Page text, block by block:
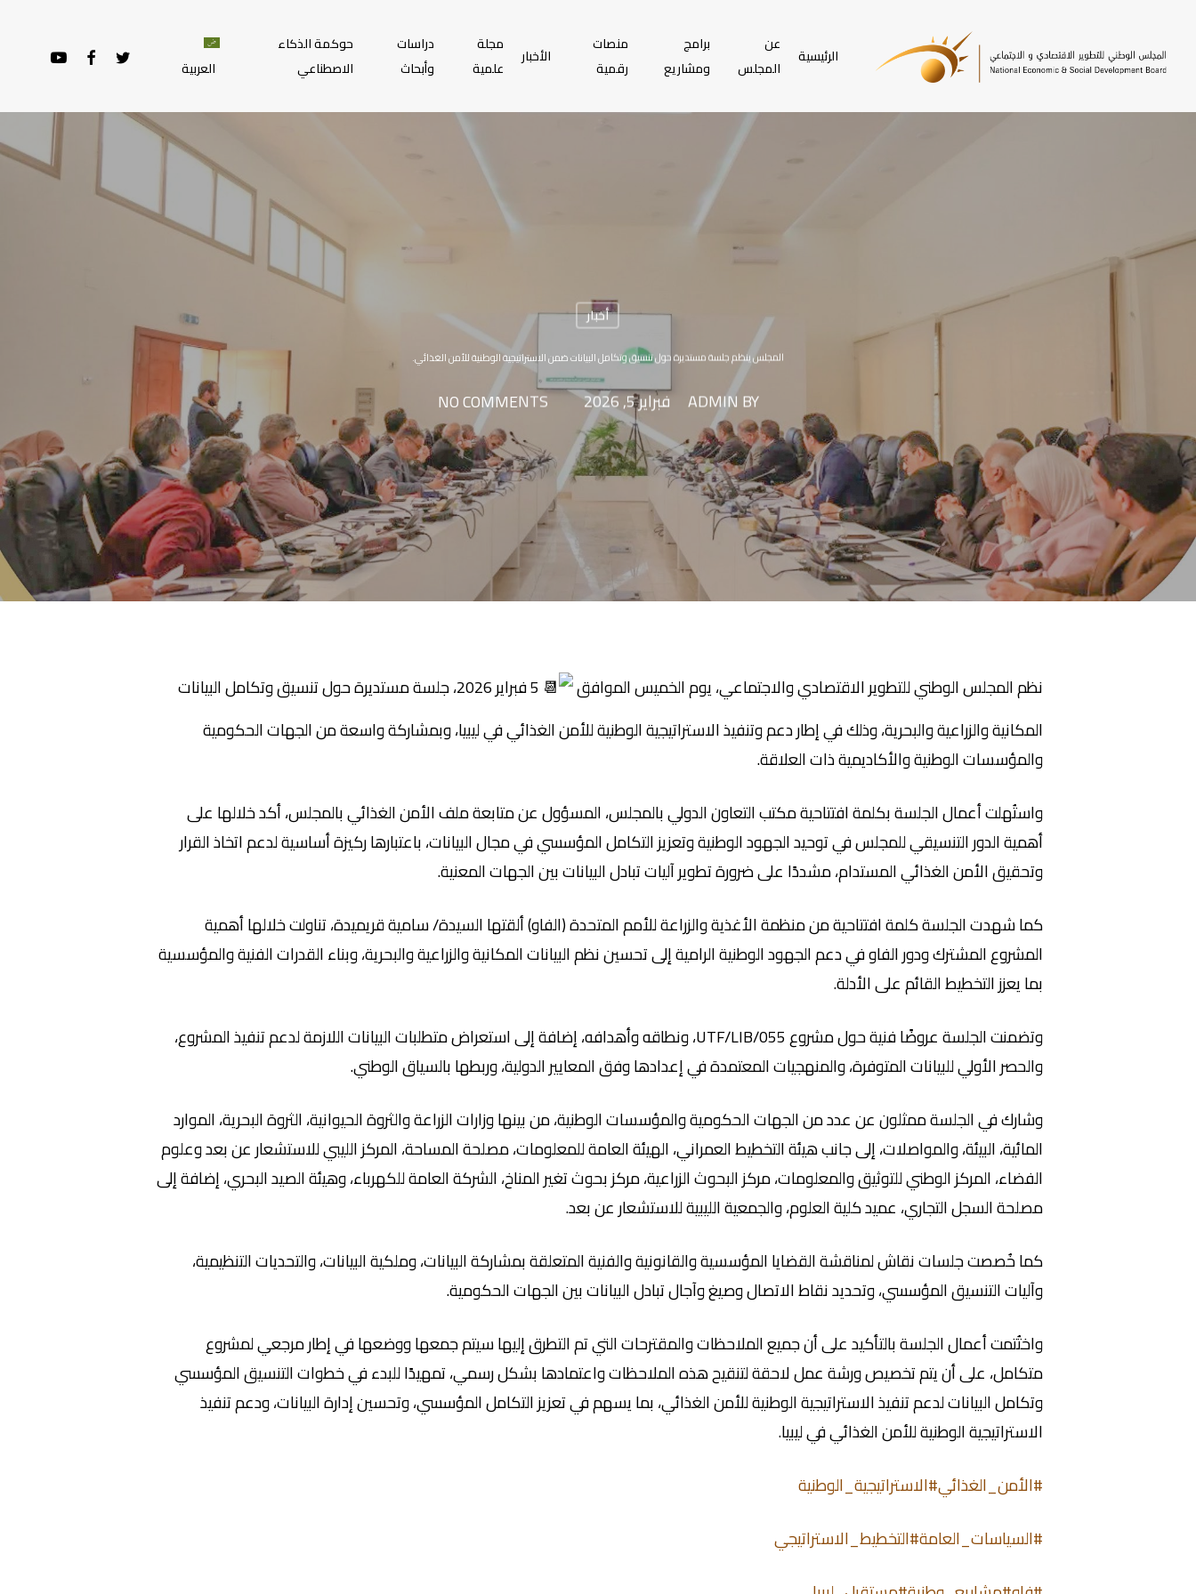
MAIN
الرئيسية
عن
المجلس
برامج
ومشاريع
منصات
رقمية
الأخبار
مجلة
علمية
دراسات
وأبحاث
حوكمة الذكاء
الاصطناعي
العربية
TWITTER
FACEBOOK
YOUTUBE
أخبار
المجلس ينظم جلسة مستديرة حول تنسيق وتكامل البيانات ضمن الاستراتيجية الوطنية للأمن الغذائي.
BY
ADMIN فبراير 5, 2026 NO COMMENTS
نظم المجلس الوطني للتطوير الاقتصادي والاجتماعي، يوم الخميس الموافق
5 فبراير 2026، جلسة مستديرة حول تنسيق وتكامل البيانات
المكانية والزراعية والبحرية، وذلك في إطار دعم وتنفيذ الاستراتيجية الوطنية للأمن الغذائي في ليبيا، وبمشاركة واسعة من الجهات الحكومية
والمؤسسات الوطنية والأكاديمية ذات العلاقة.
واستُهلت أعمال الجلسة بكلمة افتتاحية مكتب التعاون الدولي بالمجلس، المسؤول عن متابعة ملف الأمن الغذائي بالمجلس، أكد خلالها على
أهمية الدور التنسيقي للمجلس في توحيد الجهود الوطنية وتعزيز التكامل المؤسسي في مجال البيانات، باعتبارها ركيزة أساسية لدعم اتخاذ القرار
وتحقيق الأمن الغذائي المستدام، مشددًا على ضرورة تطوير آليات تبادل البيانات بين الجهات المعنية.
كما شهدت الجلسة كلمة افتتاحية من منظمة الأغذية والزراعة للأمم المتحدة (الفاو) ألقتها السيدة/ سامية قريميدة، تناولت خلالها أهمية
المشروع المشترك ودور الفاو في دعم الجهود الوطنية الرامية إلى تحسين نظم البيانات المكانية والزراعية والبحرية، وبناء القدرات الفنية والمؤسسية
بما يعزز التخطيط القائم على الأدلة.
وتضمنت الجلسة عروضًا فنية حول مشروع UTF/LIB/055، ونطاقه وأهدافه، إضافة إلى استعراض متطلبات البيانات اللازمة لدعم تنفيذ المشروع،
والحصر الأولي للبيانات المتوفرة، والمنهجيات المعتمدة في إعدادها وفق المعايير الدولية، وربطها بالسياق الوطني.
وشارك في الجلسة ممثلون عن عدد من الجهات الحكومية والمؤسسات الوطنية، من بينها وزارات الزراعة والثروة الحيوانية، الثروة البحرية، الموارد
المائية، البيئة، والمواصلات، إلى جانب هيئة التخطيط العمراني، الهيئة العامة للمعلومات، مصلحة المساحة، المركز الليبي للاستشعار عن بعد وعلوم
الفضاء، المركز الوطني للتوثيق والمعلومات، مركز البحوث الزراعية، مركز بحوث تغير المناخ، الشركة العامة للكهرباء، وهيئة الصيد البحري، إضافة إلى
مصلحة السجل التجاري، عميد كلية العلوم، والجمعية الليبية للاستشعار عن بعد.
كما خُصصت جلسات نقاش لمناقشة القضايا المؤسسية والقانونية والفنية المتعلقة بمشاركة البيانات، وملكية البيانات، والتحديات التنظيمية،
وآليات التنسيق المؤسسي، وتحديد نقاط الاتصال وصيغ وآجال تبادل البيانات بين الجهات الحكومية.
واختُتمت أعمال الجلسة بالتأكيد على أن جميع الملاحظات والمقترحات التي تم التطرق إليها سيتم جمعها ووضعها في إطار مرجعي لمشروع
متكامل، على أن يتم تخصيص ورشة عمل لاحقة لتنقيح هذه الملاحظات واعتمادها بشكل رسمي، تمهيدًا للبدء في خطوات التنسيق المؤسسي
وتكامل البيانات لدعم تنفيذ الاستراتيجية الوطنية للأمن الغذائي، بما يسهم في تعزيز التكامل المؤسسي، وتحسين إدارة البيانات، ودعم تنفيذ
الاستراتيجية الوطنية للأمن الغذائي في ليبيا.
#الأمن_الغذائي#الاستراتيجية_الوطنية
#السياسات_العامة#التخطيط_الاستراتيجي